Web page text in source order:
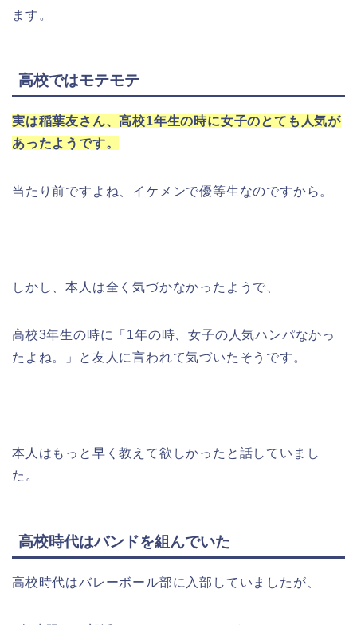
ます。
高校ではモテモテ
実は稲葉友さん、高校1年生の時に女子のとても人気が
あったようです。
当たり前ですよね、イケメンで優等生なのですから。
しかし、本人は全く気づかなかったようで、
高校3年生の時に「1年の時、女子の人気ハンパなかっ
たよね。」と友人に言われて気づいたそうです。
本人はもっと早く教えて欲しかったと話していまし
た。
高校時代はバンドを組んでいた
高校時代はバレーボール部に入部していましたが、